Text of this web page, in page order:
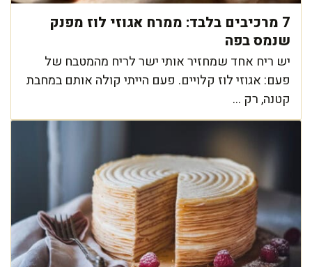
7 מרכיבים בלבד: ממרח אגוזי לוז מפנק
שנמס בפה
יש ריח אחד שמחזיר אותי ישר לריח מהמטבח של
פעם: אגוזי לוז קלויים. פעם הייתי קולה אותם במחבת
קטנה, רק ...